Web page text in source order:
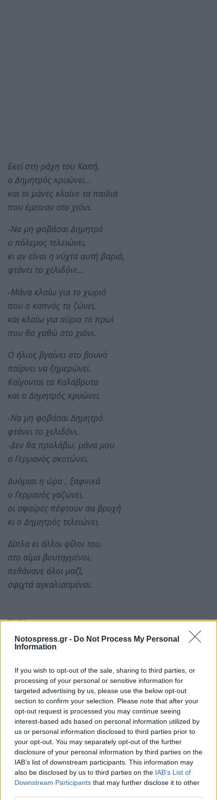
Notospress.gr - Do Not Process My Personal
Information
If you wish to opt-out of the sale, sharing to third parties, or
processing of your personal or sensitive information for
targeted advertising by us, please use the below opt-out
section to confirm your selection. Please note that after your
opt-out request is processed you may continue seeing
interest-based ads based on personal information utilized by
us or personal information disclosed to third parties prior to
your opt-out. You may separately opt-out of the further
disclosure of your personal information by third parties on the
IAB’s list of downstream participants. This information may
also be disclosed by us to third parties on the IAB’s List of
Downstream Participants that may further disclose it to other
Εκεί στη ράχη του Καπή,
ο Δημητρός κρυώνει…
και οι μάνες κλαίνε τα παιδιά
που έμειναν στο χιόνι.
-Να μη φοβάσαι Δημητρό
ο πόλεμος τελειώνει,
κι αν είναι η νύχτα αυτή βαριά,
φτάνει το χελιδόνι…
-Μάνα κλαίω για το χωριό
που ο καπνός το ζώνει,
και κλαίω για αύριο το πρωί
που θα χαθώ στο χιόνι.
Ο ήλιος βγαίνει στο βουνό
παίρνει να ξημερώνει.
Καίγονται τα Καλάβρυτα
και ο Δημητρός κρυώνει.
-Να μη φοβάσαι Δημητρό
φτάνει το χελιδόνι.
-Δεν θα προλάβω, μάνα μου
ο Γερμανός σκοτώνει.
Δυόμισι η ώρα , ξαφνικά
ο Γερμανός γαζώνει,
οι σφαίρες πέφτουν σα βροχή
κι ο Δημητρός τελειώνει.
Δίπλα κι άλλοι φίλοι του,
στο αίμα βουτηγμένοι,
πεθάνανε όλοι μαζί,
σφιχτά αγκαλιασμένοι.
TAGS: ΕΚΠΑΙΔΕΥΣΗ